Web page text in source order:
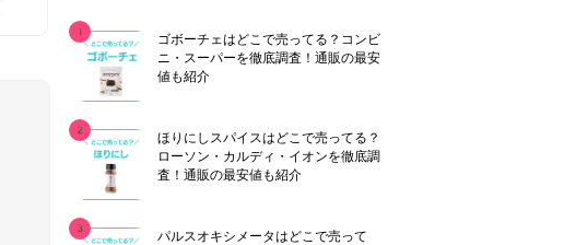
ゴボーチェはどこで売ってる？コンビ
ニ・スーパーを徹底調査！通販の最安
値も紹介
ほりにしスパイスはどこで売ってる？
ローソン・カルディ・イオンを徹底調
査！通販の最安値も紹介
パルスオキシメータはどこで売って